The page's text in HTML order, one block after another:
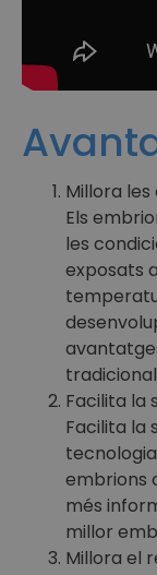
Monitorització
Millora les
Els
les
exposats
Facilita la
Facilita la
embrions
més
millor
Millora el